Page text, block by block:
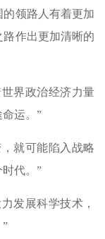
领路人有着更加
作出更加清晰的
界政治经济力量
运。”
就可能陷入战略
代。”
发展科学技术，